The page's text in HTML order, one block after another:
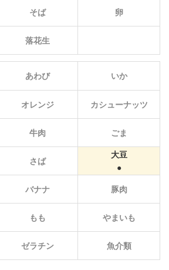
そば 卵
落花生
あわび いか
オレンジ カシューナッツ
牛肉 ごま
さば
大豆
バナナ 豚肉
もも やまいも
ゼラチン 魚介類